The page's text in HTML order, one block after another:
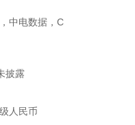
中电数据，C
披露
人民币